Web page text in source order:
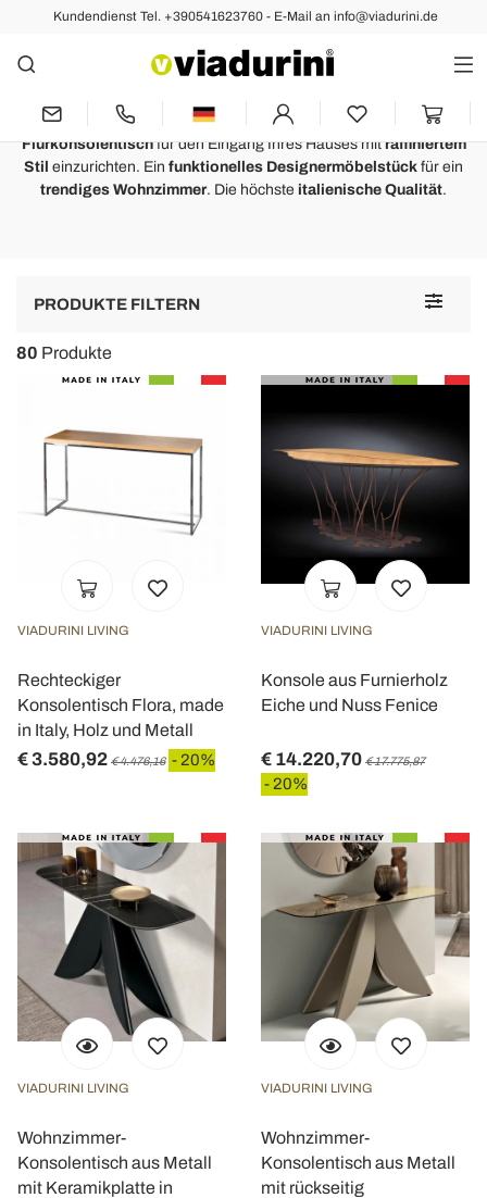
Kundendienst Tel. +390541623760 - E-Mail an info@viadurini.de
Konsolentisch Flur - Italienischer
Luxus
Flurkonsolentischfür den Eingang Ihres Hauses mitraffiniertem
Stil einzurichten. Ein funktionelles Designermöbelstück für ein
trendiges Wohnzimmer. Die höchste italienische Qualität.
Toggle
PRODUKTE FILTERN
80 Produkte
VIADURINI LIVING
Rechteckiger
Konsolentisch Flora, made
in Italy, Holz und Metall
€ 3.580,92 € 4.476,16 - 20%
VIADURINI LIVING
Konsole aus Furnierholz
Eiche und Nuss Fenice
€ 14.220,70 € 17.775,87
- 20%
VIADURINI LIVING
Wohnzimmer-
Konsolentisch aus Metall
mit Keramikplatte in
VIADURINI LIVING
Wohnzimmer-
Konsolentisch aus Metall
mit rückseitig